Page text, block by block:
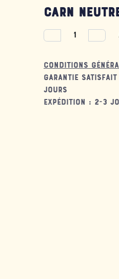
CARN
Conditions
Garantie satisfait
jours
Expédition : 2-3